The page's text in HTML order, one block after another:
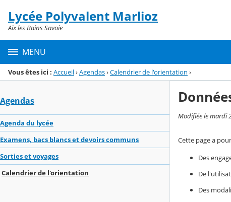
Menu de la rubrique
Contenu
Lycée Polyvalent Marlioz
Aix les Bains Savoie
MENU
Vous êtes ici : Accueil›Agendas›Calendrier de l'orientation ›
Agendas
Agenda du lycée
Examens, bacs blancs et devoirs communs
Sorties et voyages
Calendrier de l'orientation
Modifiée le mardi
Cette page a
Des
De
Des